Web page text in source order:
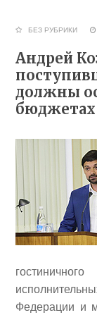
БЕЗ РУБРИКИ
Андрей
должны
бюджетах
Федерации и